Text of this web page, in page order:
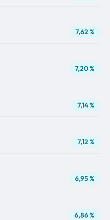
7,62 %
7,20 %
7,14 %
7,12 %
6,95 %
6,86 %